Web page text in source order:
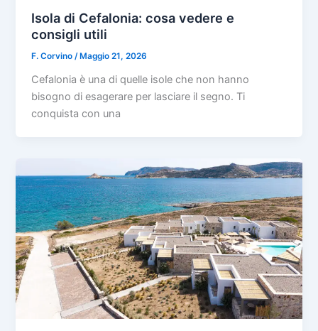
Isola di Cefalonia: cosa vedere e
consigli utili
F. Corvino /Maggio 21, 2026
Cefalonia è una di quelle isole che non hanno
bisogno di esagerare per lasciare il segno. Ti
conquista con una